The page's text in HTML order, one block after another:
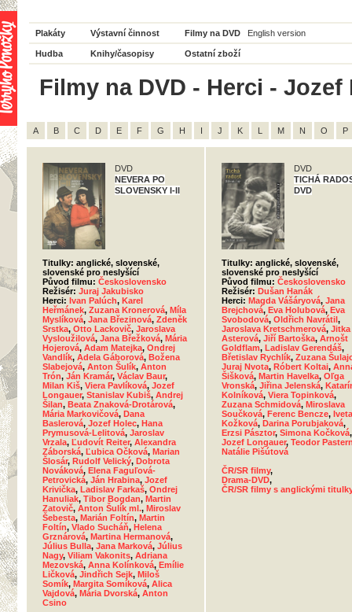
Plakáty Výstavní činnost Filmy na DVD English version
Hudba Knihy/časopisy Ostatní zboží
Filmy na DVD - Herci -
A B C D E F G H I J K L M N O P
DVD
NEVERA PO
SLOVENSKY I-II
Titulky: anglické, slovenské,
slovenské pro neslyšící
Původ filmu: Československo
Režisér: Juraj Jakubisko
Herci: Ivan Palúch, Karel
Heřmánek, Zuzana Kronerová, Míla
Myslíková, Jana Březinová, Zdeněk
Srstka, Otto Lackovič, Jaroslava
Vysloužilová, Jana Břežková, Mária
Hojerová, Adam Matejka, Ondrej
Vandlík, Adela Gáborová, Božena
Slabejová, Anton Šulík, Anton
Trón, Ján Kramár, Václav Baur,
Milan Kiš, Viera Pavlíková, Jozef
Longauer, Stanislav Kubiš, Andrej
Šilan, Beata Znaková-Drotárová,
Mária Markovičová, Dana
Baslerová, Jozef Holec, Hana
Prymusová-Lelitová, Jaroslav
Vrzala, Ľudovít Reiter, Alexandra
Záborská, Ľubica Očková, Marian
Šlosár, Rudolf Velický, Dobrota
Nováková, Elena Faguľová-
Petrovická, Ján Hrabina, Jozef
Krivička, Ladislav Farkaš, Ondrej
Hanuliak, Tibor Bogdan, Martin
Zatovič, Anton Šulík ml., Miroslav
Šebesta, Marián Foltín, Martin
Foltín, Vlado Sucháň, Helena
Grznárová, Martina Hermanová,
Július Bulla, Jana Marková, Július
Nagy, Viliam Vakonits, Adriana
Mezovská, Anna Kolínková, Emílie
Ličková, Jindřich Sejk, Miloš
Somík, Margita Somíková, Alica
Vajdová, Mária Dvorská, Anton
Csino
DVD
TICHÁ
DVD
Titulky: anglické, slovenské,
slovenské pro neslyšící
Původ filmu: Československo
Režisér: Dušan Hanák
Herci: Magda Vášáryová, Jana
Brejchová, Eva Holubová, Eva
Svobodová, Oldřich Navrátil,
Jaroslava Kretschmerová, Jitka
Asterová, Jiří Bartoška, Arnošt
Goldflam, Ladislav Gerendáš,
Břetislav Rychlík, Zuzana
Juraj Nvota, Róbert Koltai,
Šišková, Martin Havelka, Oľga
Vronská, Jiřina Jelenská,
Kolníková, Viera Topinková,
Zuzana Schmidová, Miroslava
Součková, Ferenc Bencze, Iveta
Kožková, Darina Porubjaková,
Erzsi Pásztor, Simona Kočková,
Jozef Longauer, Teodor
Natálie Pišútová
ČR/SR filmy,
Drama-DVD,
ČR/SR filmy s anglickými